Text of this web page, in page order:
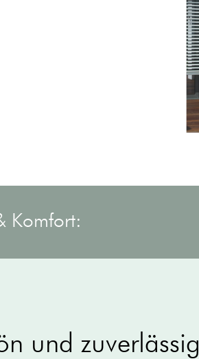
Komfort:
und zuverlässig